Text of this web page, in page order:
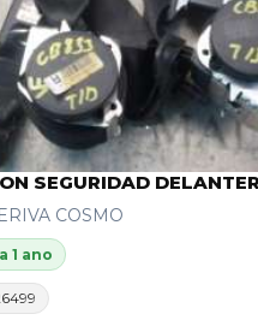
SEGURIDAD
COSMO
1 ano